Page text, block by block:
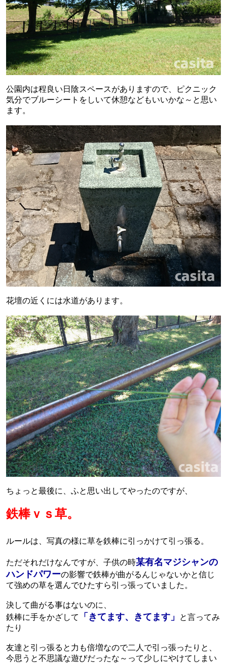
公園内は程良い日陰スペースがありますので、ピクニック
気分でブルーシートをしいて休憩などもいいかな～と思い
ます。
花壇の近くには水道があります。
ちょっと最後に、ふと思い出してやったのですが、
鉄棒ｖｓ草。
ルールは、写真の様に草を鉄棒に引っかけて引っ張る。
ただそれだけなんですが、子供の時某有名マジシャンの
ハンドパワーの影響で鉄棒が曲がるんじゃないかと信じ
て強めの草を選んでひたすら引っ張っていました。
決して曲がる事はないのに、
鉄棒に手をかざして
「きてます、きてます」
と言ってみ
たり
友達と引っ張ると力も倍増なので二人で引っ張ったりと、
今思うと不思議な遊びだったな～って少しにやけてしまい